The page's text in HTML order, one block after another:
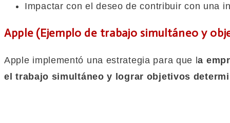
Impactar con el deseo de contribuir con una
Apple (Ejemplo de trabajo simultáneo y
Apple implementó una estrategia para que la
el trabajo simultáneo y lograr objetivos